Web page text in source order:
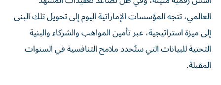
العالمي، تتجه المؤسسات الإماراتية اليوم إلى تحويل تلك البنى
إلى ميزة استراتيجية، عبر تأمين المواهب والشركاء والبنية
التحتية للبيانات التي ستُحدد ملامح التنافسية في السنوات
المقبلة.